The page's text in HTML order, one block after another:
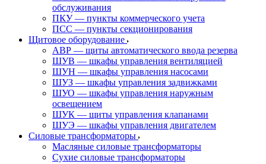
обслуживания
ПКУ — пункты коммерческого учета
ПСС — пункты секционирования
Щитовое оборудование
АВР — щиты автоматического ввода резерва
ШУВ — шкафы управления вентиляцией
ШУН — шкафы управления насосами
ШУЗ — шкафы управления задвижками
ШУО — шкафы управления наружным
освещением
ШУК — щиты управления клапанами
ШУЭ — шкафы управления двигателем
Силовые трансформаторы
Масляные силовые трансформаторы
Сухие силовые трансформаторы